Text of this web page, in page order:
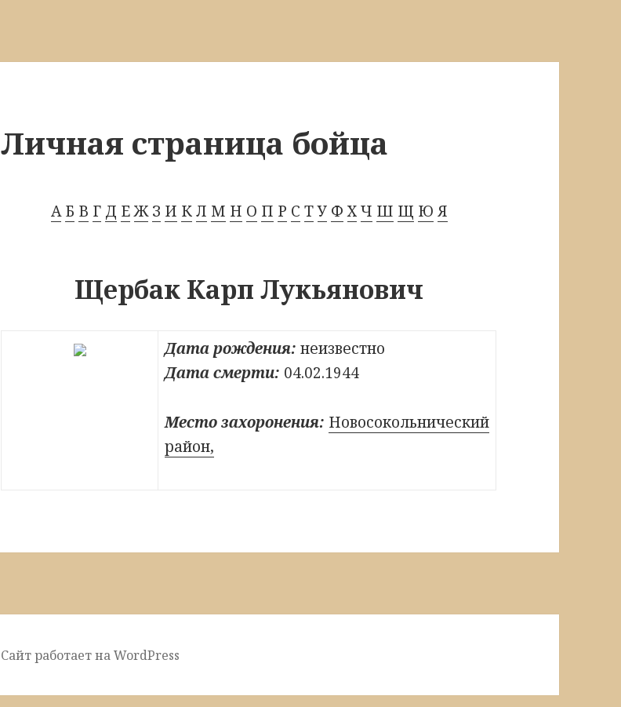
Личная страница бойца
А Б В Г Д ЕЖ З И К Л М Н О П Р С ТУ Ф Х Ч Ш Щ Ю Я
Щербак Карп Лукьянович
Дата рождения: неизвестно
Дата смерти: 04.02.1944
Место захоронения: Новосокольнический
район,
Сайт работает на WordPress